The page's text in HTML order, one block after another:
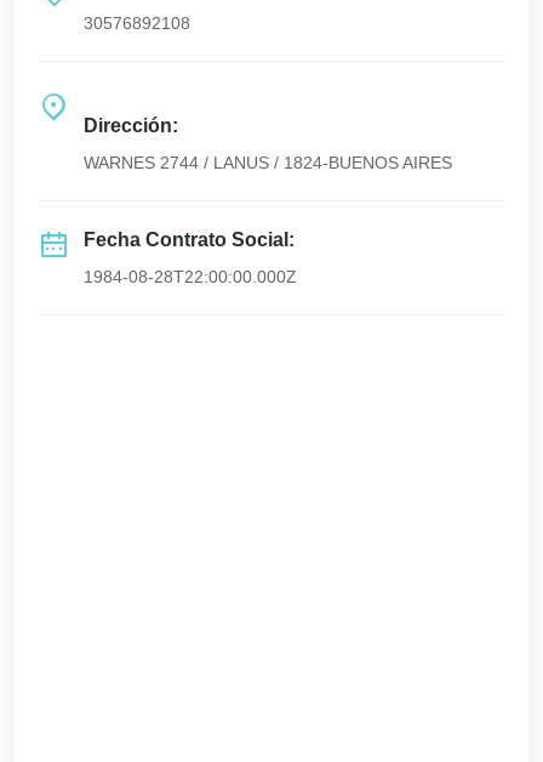
30576892108
Dirección:
WARNES 2744 / LANUS / 1824-BUENOS AIRES
Fecha Contrato Social:
1984-08-28T22:00:00.000Z